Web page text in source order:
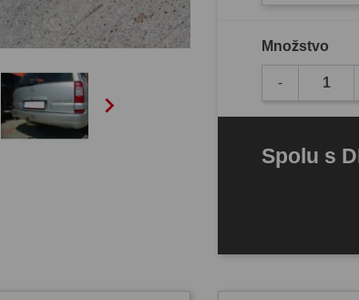

Množstvo
-
Spolu s